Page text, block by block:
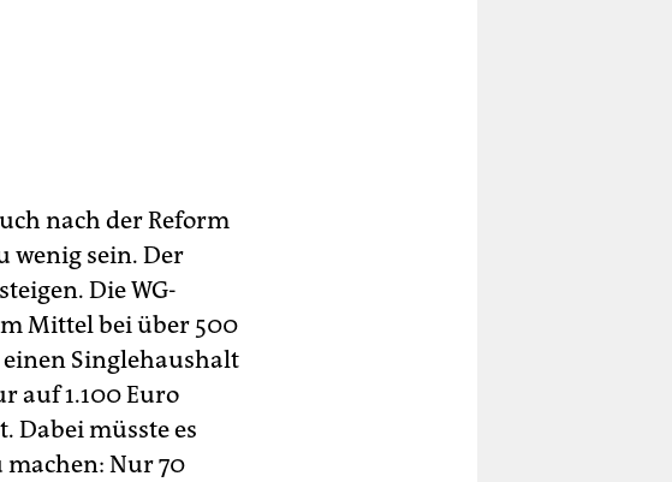
nach der Reform
wenig sein. Der
Die WG-
Mittel bei über 500
Singlehaushalt
auf 1.100 Euro
Dabei müsste es
Nur 70